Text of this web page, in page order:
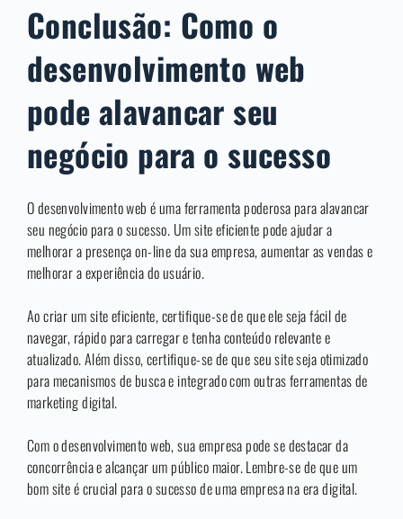
Conclusão: Como o
desenvolvimento web
pode alavancar seu
negócio para o sucesso
O desenvolvimento web é uma ferramenta poderosa para alavancar
seu negócio para o sucesso. Um site eficiente pode ajudar a
melhorar a presença on-line da sua empresa, aumentar as vendas e
melhorar a experiência do usuário.
Ao criar um site eficiente, certifique-se de que ele seja fácil de
navegar, rápido para carregar e tenha conteúdo relevante e
atualizado. Além disso, certifique-se de que seu site seja otimizado
para mecanismos de busca e integrado com outras ferramentas de
marketing digital.
Com o desenvolvimento web, sua empresa pode se destacar da
concorrência e alcançar um público maior. Lembre-se de que um
bom site é crucial para o sucesso de uma empresa na era digital.